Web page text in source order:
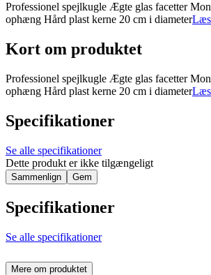
Professionel spejlkugle Ægte glas facetter
ophæng Hård plast kerne 20 cm i diameterLæs
Kort om produktet
Professionel spejlkugle Ægte glas facetter
ophæng Hård plast kerne 20 cm i diameterLæs
Specifikationer
Se alle specifikationer
Dette produkt er ikke tilgængeligt
Sammenlign Gem
Specifikationer
Se alle specifikationer
Mere om produktet